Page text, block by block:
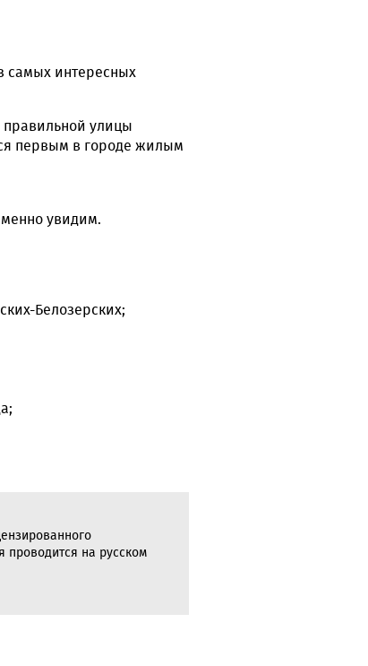
самых интересных
правильной улицы
первым в городе жилым
увидим.
Белозерских;
проводится на русском